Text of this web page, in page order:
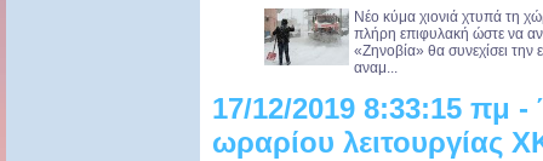
Νέο κύμα χιονιά χτυπά τη
πλήρη επιφυλακή ώστε να
«Ζηνοβία» θα συνεχίσει την
αναμ...
17/12/2019 8:33:15 πμ -
ωραρίου λειτουργίας